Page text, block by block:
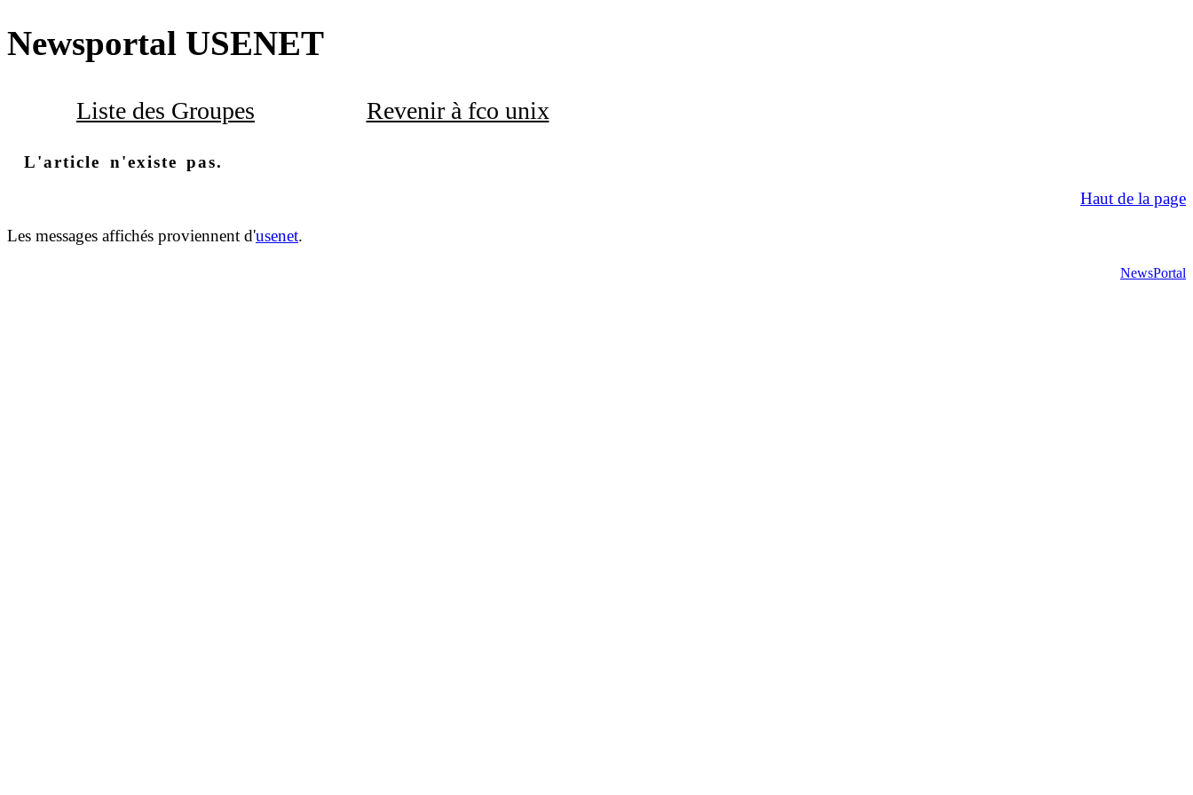
Newsportal USENET
Liste des Groupes Revenir à fco unix
L'article n'existe pas.
Haut de la page
Les messages affichés proviennent d'usenet.
NewsPortal